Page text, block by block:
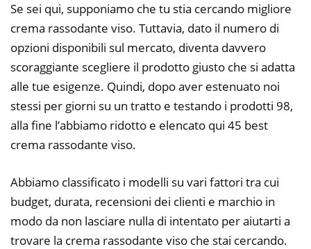
Se sei qui, supponiamo che tu stia cercando migliore
crema rassodante viso. Tuttavia, dato il numero di
opzioni disponibili sul mercato, diventa davvero
scoraggiante scegliere il prodotto giusto che si adatta
alle tue esigenze. Quindi, dopo aver estenuato noi
stessi per giorni su un tratto e testando i prodotti 98,
alla fine l’abbiamo ridotto e elencato qui 45 best
crema rassodante viso.
Abbiamo classificato i modelli su vari fattori tra cui
budget, durata, recensioni dei clienti e marchio in
modo da non lasciare nulla di intentato per aiutarti a
trovare la crema rassodante viso che stai cercando.